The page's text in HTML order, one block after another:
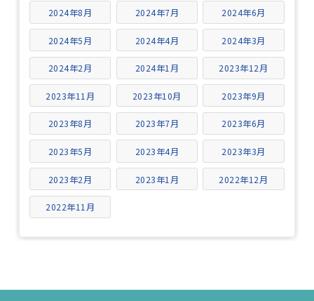
2024年8月 2024年7月 2024年6月
2024年5月 2024年4月 2024年3月
2024年2月 2024年1月 2023年12月
2023年11月 2023年10月 2023年9月
2023年8月 2023年7月 2023年6月
2023年5月 2023年4月 2023年3月
2023年2月 2023年1月 2022年12月
2022年11月